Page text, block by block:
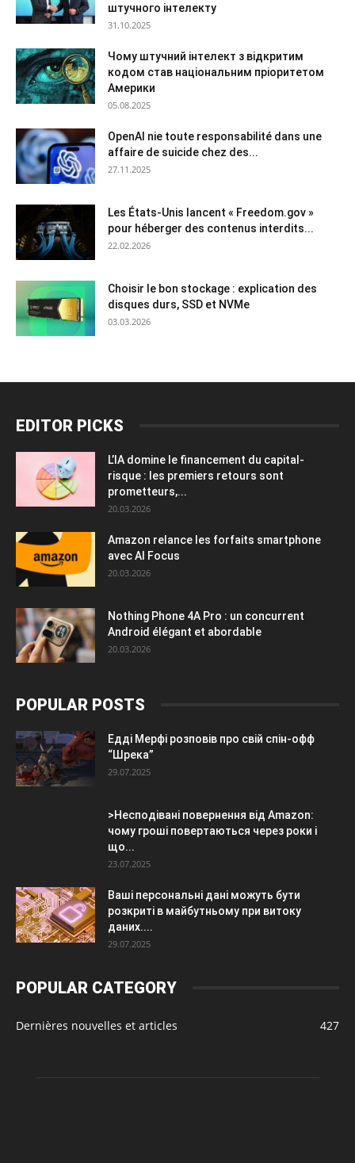
штучного інтелекту
31.10.2025
Чому штучний інтелект з відкритим
кодом став національним пріоритетом
Америки
05.08.2025
OpenAI nie toute responsabilité dans une
affaire de suicide chez des...
27.11.2025
Les États-Unis lancent « Freedom.gov »
pour héberger des contenus interdits...
22.02.2026
Choisir le bon stockage : explication des
disques durs, SSD et NVMe
03.03.2026
EDITOR PICKS
L’IA domine le financement du capital-
risque : les premiers retours sont
prometteurs,...
20.03.2026
Amazon relance les forfaits smartphone
avec AI Focus
20.03.2026
Nothing Phone 4A Pro : un concurrent
Android élégant et abordable
20.03.2026
POPULAR POSTS
Едді Мерфі розповів про свій спін-офф
“Шрека”
29.07.2025
>Несподівані повернення від Amazon:
чому гроші повертаються через роки і
що...
23.07.2025
Ваші персональні дані можуть бути
розкриті в майбутньому при витоку
даних....
29.07.2025
POPULAR CATEGORY
Dernières nouvelles et articles 427